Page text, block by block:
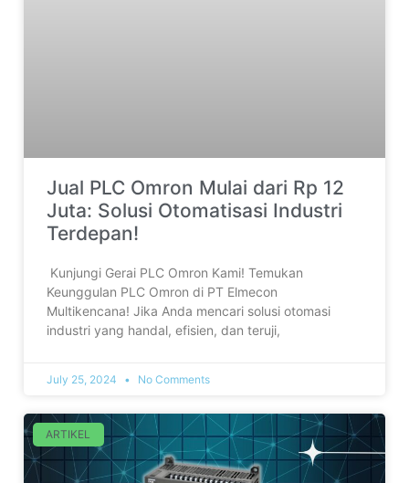
Jual PLC Omron Mulai dari Rp 12
Juta: Solusi Otomatisasi Industri
Terdepan!
‎ ‎Kunjungi Gerai PLC Omron Kami! Temukan
Keunggulan PLC Omron di PT Elmecon
Multikencana! Jika Anda mencari solusi otomasi
industri yang handal, efisien, dan teruji,
July 25, 2024 No Comments
ARTIKEL